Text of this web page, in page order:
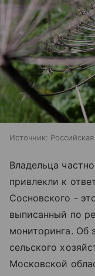
Источник: Российская
Владельца
привлекли к
Сосновского -
выписанный по
мониторинга. Об
сельского
Московской